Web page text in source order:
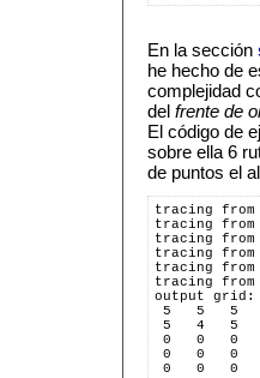
En la sección
he hecho de
complejidad
del frente de
El código de
sobre ella 6
de puntos el
tracing
tracing
tracing
tracing
tracing
tracing
output grid:
5   5   5
5   4   5
0   0   0
0   0   0
0   0   0